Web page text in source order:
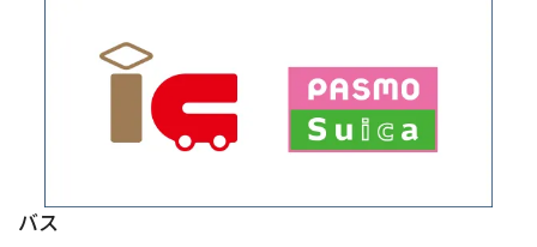
バス